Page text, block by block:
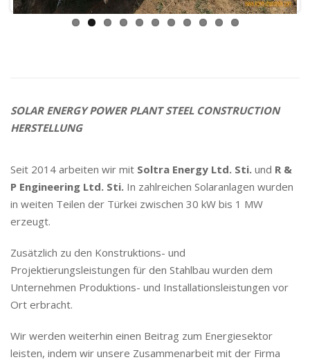
SOLAR ENERGY POWER PLANT STEEL CONSTRUCTION
HERSTELLUNG
Seit 2014 arbeiten wir mit Soltra Energy Ltd. Sti. und R &
P Engineering Ltd. Sti. In zahlreichen Solaranlagen wurden
in weiten Teilen der Türkei zwischen 30 kW bis 1 MW
erzeugt.
Zusätzlich zu den Konstruktions- und
Projektierungsleistungen für den Stahlbau wurden dem
Unternehmen Produktions- und Installationsleistungen vor
Ort erbracht.
Wir werden weiterhin einen Beitrag zum Energiesektor
leisten, indem wir unsere Zusammenarbeit mit der Firma